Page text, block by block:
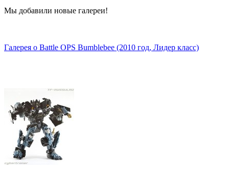
Мы добавили новые галереи!
Галерея о Battle OPS Bumblebee (2010 год, Лидер класс)